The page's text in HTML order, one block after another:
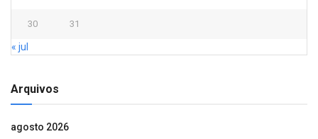
30 31
« jul
Arquivos
agosto 2026